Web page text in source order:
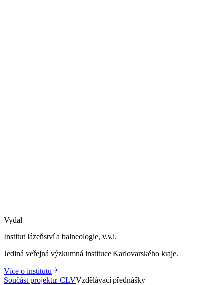
Vydal
Institut lázeňství a balneologie, v.v.i.
Jediná veřejná výzkumná instituce Karlovarského kraje.
Více o institutu
Součást projektu: CLVVzdělávací přednášky